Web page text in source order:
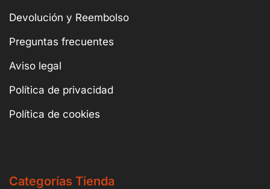
Devolución y Reembolso
Preguntas frecuentes
Aviso legal
Política de privacidad
Política de cookies
Categorías Tienda